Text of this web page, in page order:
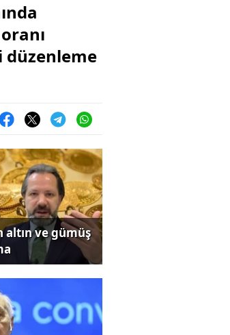
düzenleme
ve gümüş